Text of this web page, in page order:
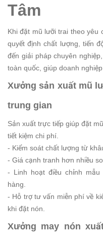
Tâm
Khi đặt mũ lưỡi trai theo yêu
quyết định chất lượng, tiến
đến giải pháp chuyên
toàn quốc, giúp doanh
Xưởng sản xuất mũ
trung gian
Sản xuất trực tiếp giúp đặt
tiết kiệm chi phí.
- Kiểm soát chất lượng từ
- Giá cạnh tranh hơn nhiều
- Linh hoạt điều chỉnh
hàng.
- Hỗ trợ tư vấn miễn phí về
khi đặt nón.
Xưởng may nón